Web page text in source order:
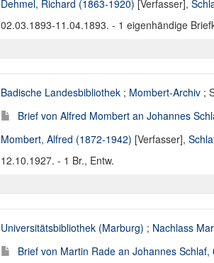
Dehmel, Richard (1863-1920) [Verfasser],
02.03.1893-11.04.1893. - 1 eigenhändige
Badische Landesbibliothek ; Mombert-Archiv ;
Brief von Alfred Mombert an Johannes
Mombert, Alfred (1872-1942) [Verfasser],
12.10.1927. - 1 Br., Entw.
Universitätsbibliothek (Marburg) ; Nachlass
Brief von Martin Rade an Johannes Schlaf,